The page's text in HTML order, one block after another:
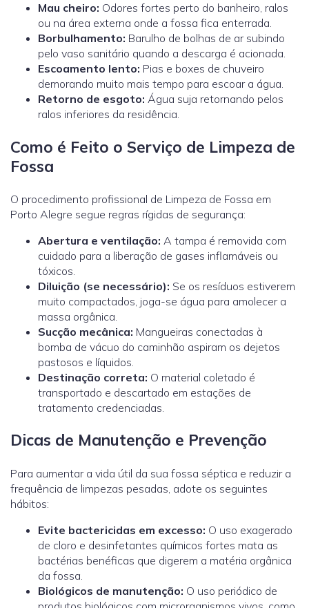
Mau cheiro: Odores fortes perto do banheiro, ralos
ou na área externa onde a fossa fica enterrada.
Borbulhamento: Barulho de bolhas de ar subindo
pelo vaso sanitário quando a descarga é acionada.
Escoamento lento: Pias e boxes de chuveiro
demorando muito mais tempo para escoar a água.
Retorno de esgoto: Água suja retornando pelos
ralos inferiores da residência.
Como é Feito o Serviço de Limpeza de
Fossa
O procedimento profissional de Limpeza de Fossa em
Porto Alegre segue regras rígidas de segurança:
Abertura e ventilação: A tampa é removida com
cuidado para a liberação de gases inflamáveis ou
tóxicos.
Diluição (se necessário): Se os resíduos estiverem
muito compactados, joga-se água para amolecer a
massa orgânica.
Sucção mecânica: Mangueiras conectadas à
bomba de vácuo do caminhão aspiram os dejetos
pastosos e líquidos.
Destinação correta: O material coletado é
transportado e descartado em estações de
tratamento credenciadas.
Dicas de Manutenção e Prevenção
Para aumentar a vida útil da sua fossa séptica e reduzir a
frequência de limpezas pesadas, adote os seguintes
hábitos:
Evite bactericidas em excesso: O uso exagerado
de cloro e desinfetantes químicos fortes mata as
bactérias benéficas que digerem a matéria orgânica
da fossa.
Biológicos de manutenção: O uso periódico de